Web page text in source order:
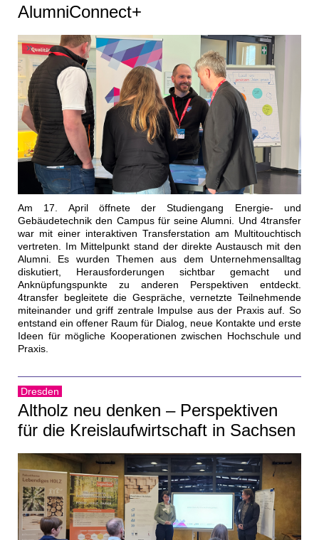
AlumniConnect+
Am 17. April öffnete der Studiengang Energie- und
Gebäudetechnik den Campus für seine Alumni. Und 4transfer
war mit einer interaktiven Transferstation am Multitouchtisch
vertreten. Im Mittelpunkt stand der direkte Austausch mit den
Alumni. Es wurden Themen aus dem Unternehmensalltag
diskutiert, Herausforderungen sichtbar gemacht und
Anknüpfungspunkte zu anderen Perspektiven entdeckt.
4transfer begleitete die Gespräche, vernetzte Teilnehmende
miteinander und griff zentrale Impulse aus der Praxis auf. So
entstand ein offener Raum für Dialog, neue Kontakte und erste
Ideen für mögliche Kooperationen zwischen Hochschule und
Praxis.
Dresden
Altholz neu denken – Perspektiven
für die Kreislaufwirtschaft in Sachsen